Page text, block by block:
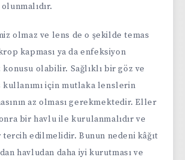
olmaz ve lens de o şekilde temas
kapması ya da enfeksiyon
olabilir. Sağlıklı bir göz ve
için mutlaka lenslerin
az olması gerekmektedir. Eller
bir havlu ile kurulanmalıdır ve
tercih edilmelidir. Bunun nedeni kâğıt
havludan daha iyi kurutması ve